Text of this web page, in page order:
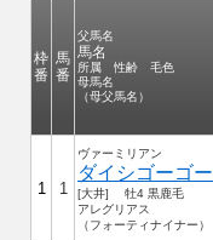
枠
番
馬
番
父馬名
馬名
所属 性齢 毛色
母馬名
（母父馬名）
1 1
ヴァーミリアン
ダイシゴーゴー
[大井] 牡4 黒鹿毛
アレグリアス
（フォーティナイナー）